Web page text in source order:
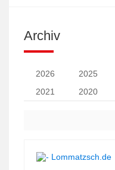
Archiv
2026 2025
2021
2020